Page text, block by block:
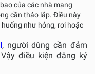
của các nhà mạng
cần tháo lắp. Điều này
như hỏng, rơi hoặc
, người dùng cần đảm
điều kiện đăng ký